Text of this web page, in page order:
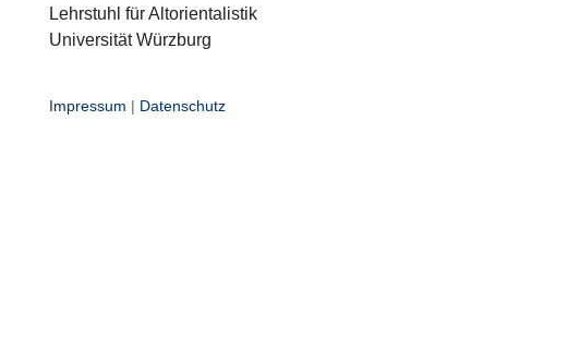
Lehrstuhl für Altorientalistik
Universität Würzburg
Impressum | Datenschutz